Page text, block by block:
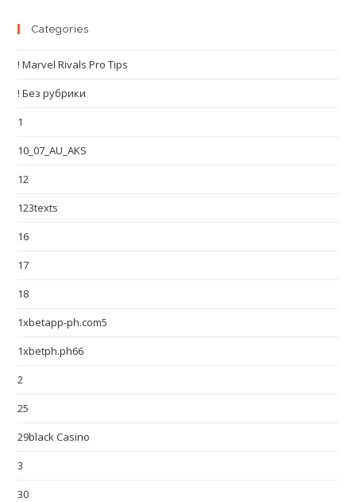
Categories
! Marvel Rivals Pro Tips
! Без рубрики
1
10_07_AU_AKS
12
123texts
16
17
18
1xbetapp-ph.com5
1xbetph.ph66
2
25
29black Casino
3
30